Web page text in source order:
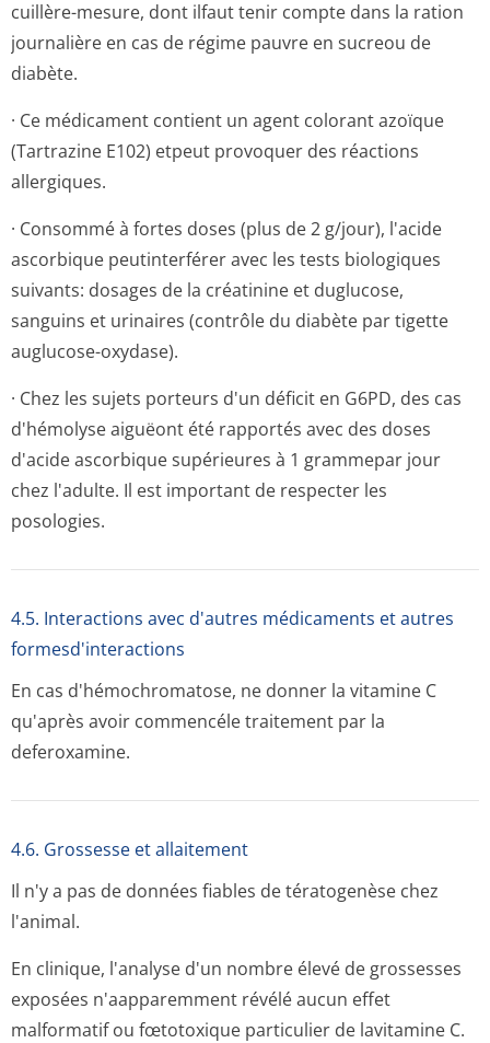
cuillère-mesure, dont ilfaut tenir compte dans la ration
journalière en cas de régime pauvre en sucreou de
diabète.
· Ce médicament contient un agent colorant azoïque
(Tartrazine E102) etpeut provoquer des réactions
allergiques.
· Consommé à fortes doses (plus de 2 g/jour), l'acide
ascorbique peutinterférer avec les tests biologiques
suivants: dosages de la créatinine et duglucose,
sanguins et urinaires (contrôle du diabète par tigette
auglucose-oxydase).
· Chez les sujets porteurs d'un déficit en G6PD, des cas
d'hémolyse aiguëont été rapportés avec des doses
d'acide ascorbique supérieures à 1 grammepar jour
chez l'adulte. Il est important de respecter les
posologies.
4.5. Interactions avec d'autres médicaments et autres
formesd'interactions
En cas d'hémochromatose, ne donner la vitamine C
qu'après avoir commencéle traitement par la
deferoxamine.
4.6. Grossesse et allaitement
Il n'y a pas de données fiables de tératogenèse chez
l'animal.
En clinique, l'analyse d'un nombre élevé de grossesses
exposées n'aapparemment révélé aucun effet
malformatif ou fœtotoxique particulier de lavitamine C.